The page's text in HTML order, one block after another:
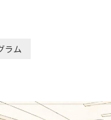
ラム